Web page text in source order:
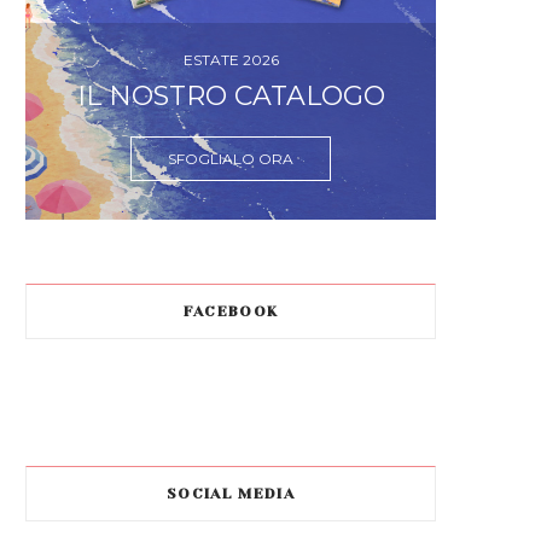
ESTATE 2026
IL NOSTRO CATALOGO
SFOGLIALO ORA
FACEBOOK
SOCIAL MEDIA